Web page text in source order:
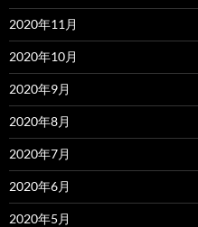
2020年11月
2020年10月
2020年9月
2020年8月
2020年7月
2020年6月
2020年5月